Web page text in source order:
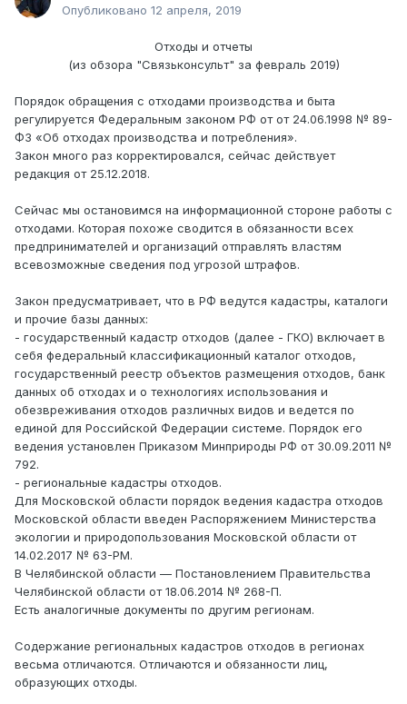
Опубликовано 12 апреля, 2019
Отходы и отчеты
(из обзора "Связьконсульт" за февраль 2019)
Порядок обращения с отходами производства и быта
регулируется Федеральным законом РФ от от 24.06.1998 № 89-
ФЗ «Об отходах производства и потребления».
Закон много раз корректировался, сейчас действует
редакция от 25.12.2018.
Сейчас мы остановимся на информационной стороне работы с
отходами. Которая похоже сводится в обязанности всех
предпринимателей и организаций отправлять властям
всевозможные сведения под угрозой штрафов.
Закон предусматривает, что в РФ ведутся кадастры, каталоги
и прочие базы данных:
- государственный кадастр отходов (далее - ГКО) включает в
себя федеральный классификационный каталог отходов,
государственный реестр объектов размещения отходов, банк
данных об отходах и о технологиях использования и
обезвреживания отходов различных видов и ведется по
единой для Российской Федерации системе. Порядок его
ведения установлен Приказом Минприроды РФ от 30.09.2011 №
792.
- региональные кадастры отходов.
Для Московской области порядок ведения кадастра отходов
Московской области введен Распоряжением Министерства
экологии и природопользования Московской области от
14.02.2017 № 63-РМ.
В Челябинской области — Постановлением Правительства
Челябинской области от 18.06.2014 № 268-П.
Есть аналогичные документы по другим регионам.
Содержание региональных кадастров отходов в регионах
весьма отличаются. Отличаются и обязанности лиц,
образующих отходы.